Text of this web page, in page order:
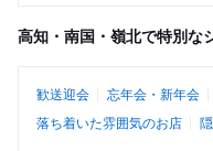
高知・南国・嶺北で特別な
歓送迎会 忘年会・新年会
落ち着いた雰囲気のお店